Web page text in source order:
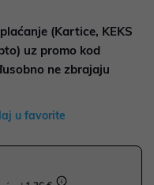
(Kartice, KEKS
uz promo kod
ne zbrajaju
u favorite